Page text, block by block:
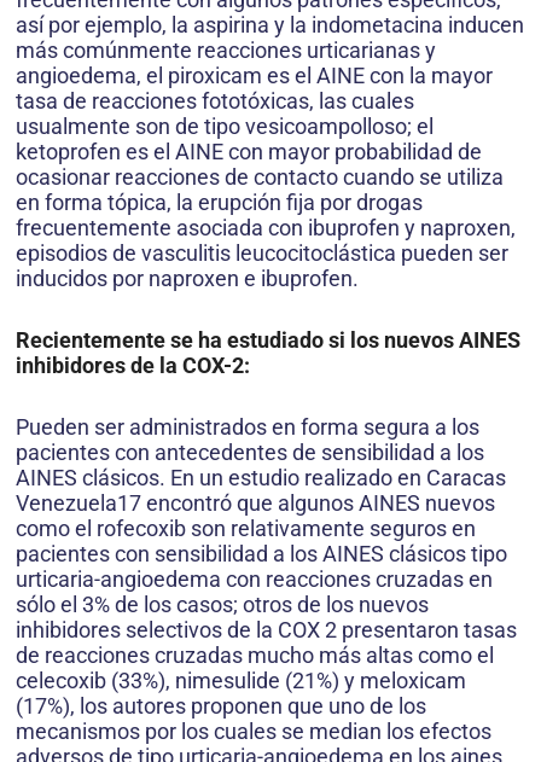
así por ejemplo, la aspirina y la indometacina inducen
más comúnmente reacciones urticarianas y
angioedema, el piroxicam es el AINE con la mayor
tasa de reacciones fototóxicas, las cuales
usualmente son de tipo vesicoampolloso; el
ketoprofen es el AINE con mayor probabilidad de
ocasionar reacciones de contacto cuando se utiliza
en forma tópica, la erupción fija por drogas
frecuentemente asociada con ibuprofen y naproxen,
episodios de vasculitis leucocitoclástica pueden ser
inducidos por naproxen e ibuprofen.
Recientemente se ha estudiado si los nuevos AINES
inhibidores de la COX-2:
Pueden ser administrados en forma segura a los
pacientes con antecedentes de sensibilidad a los
AINES clásicos. En un estudio realizado en Caracas
Venezuela17 encontró que algunos AINES nuevos
como el rofecoxib son relativamente seguros en
pacientes con sensibilidad a los AINES clásicos tipo
urticaria-angioedema con reacciones cruzadas en
sólo el 3% de los casos; otros de los nuevos
inhibidores selectivos de la COX 2 presentaron tasas
de reacciones cruzadas mucho más altas como el
celecoxib (33%), nimesulide (21%) y meloxicam
(17%), los autores proponen que uno de los
mecanismos por los cuales se median los efectos
adversos de tipo urticaria-angioedema en los aines